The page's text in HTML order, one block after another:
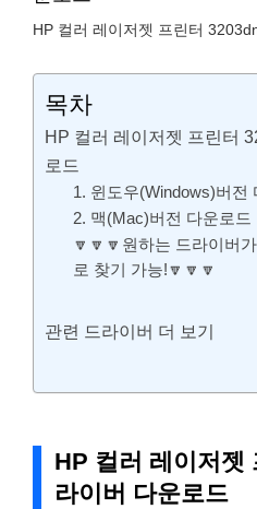
HP 컬러 레이저젯 프린터
목차
HP 컬러 레이저젯 프린터
로드
1. 윈도우(Windows)버전
2. 맥(Mac)버전 다운로드
🔽🔽🔽원하는 드라이버
로 찾기 가능!🔽🔽🔽
관련 드라이버 더 보기
HP 컬러 레이저젯
라이버 다운로드